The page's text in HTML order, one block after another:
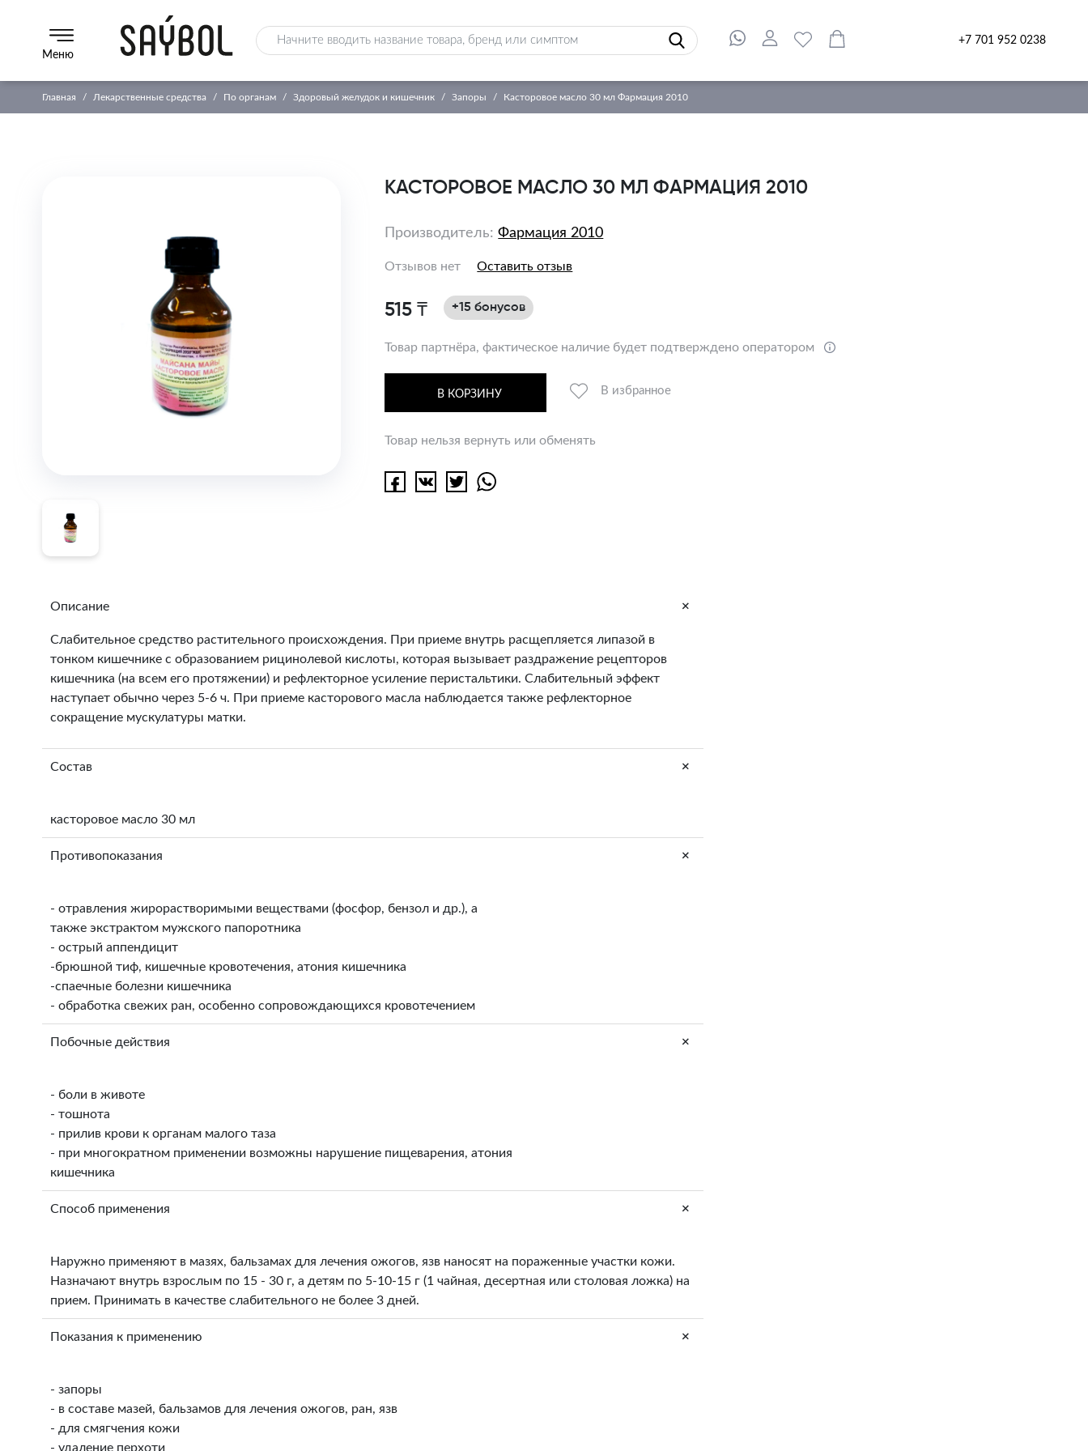
Меню
+7 701 952 0238
Главная Лекарственные средства По органам Здоровый желудок и кишечник Запоры Касторовое масло 30 мл Фармация 2010
КАСТОРОВОЕ МАСЛО 30 МЛ ФАРМАЦИЯ 2010
Производитель:Фармация 2010
Отзывов нет Оставить отзыв
515 ₸ +15 бонусов
Товар партнёра, фактическое наличие будет подтверждено оператором
В КОРЗИНУ В избранное
Товар нельзя вернуть или обменять
Описание +
Слабительное средство растительного происхождения. При приеме внутрь расщепляется липазой в
тонком кишечнике с образованием рицинолевой кислоты, которая вызывает раздражение рецепторов
кишечника (на всем его протяжении) и рефлекторное усиление перистальтики. Слабительный эффект
наступает обычно через 5-6 ч. При приеме касторового масла наблюдается также рефлекторное
сокращение мускулатуры матки.
Состав +
касторовое масло 30 мл
Противопоказания +
- отравления жирорастворимыми веществами (фосфор, бензол и др.), а
также экстрактом мужского папоротника
- острый аппендицит
-брюшной тиф, кишечные кровотечения, атония кишечника
-спаечные болезни кишечника
- обработка свежих ран, особенно сопровождающихся кровотечением
Побочные действия +
- боли в животе
- тошнота
- прилив крови к органам малого таза
- при многократном применении возможны нарушение пищеварения, атония
кишечника
Способ применения +
Наружно применяют в мазях, бальзамах для лечения ожогов, язв наносят на пораженные участки кожи.
Назначают внутрь взрослым по 15 - 30 г, а детям по 5-10-15 г (1 чайная, десертная или столовая ложка) на
прием. Принимать в качестве слабительного не более 3 дней.
Показания к применению +
- запоры
- в составе мазей, бальзамов для лечения ожогов, ран, язв
- для смягчения кожи
- удаление перхоти